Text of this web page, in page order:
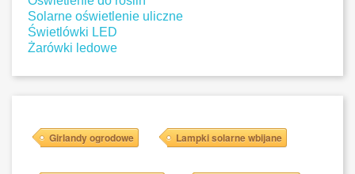
Solarne oświetlenie uliczne
Świetlówki LED
Żarówki ledowe
Girlandy ogrodowe Lampki solarne wbijane